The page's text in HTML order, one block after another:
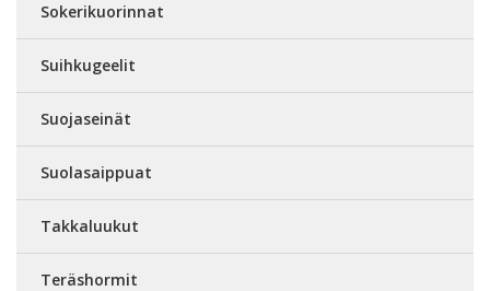
Sokerikuorinnat
Suihkugeelit
Suojaseinät
Suolasaippuat
Takkaluukut
Teräshormit